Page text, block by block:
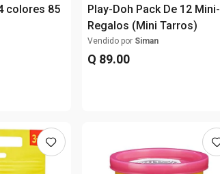
colores 85
Play-Doh Pack De 12 Mini-
Regalos (Mini Tarros)
Vendido por Siman
Q 89.00